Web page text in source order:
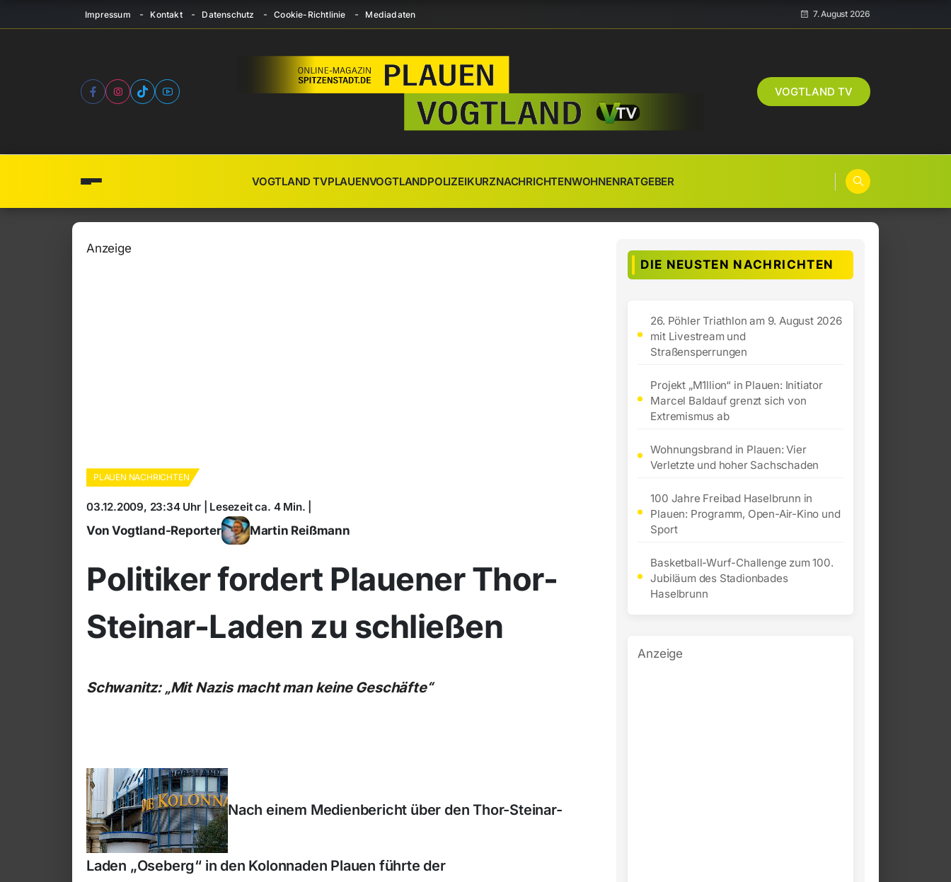
Impressum Kontakt Datenschutz Cookie-Richtlinie Mediadaten 7. August 2026
VOGTLAND TV
VOGTLAND TVPLAUENVOGTLANDPOLIZEIKURZNACHRICHTENWOHNENRATGEBER
Anzeige
PLAUEN NACHRICHTEN
03.12.2009, 23:34 Uhr | Lesezeit ca. 4 Min. |
Von Vogtland-Reporter Martin Reißmann
Politiker fordert Plauener Thor-
Steinar-Laden zu schließen
Schwanitz: „Mit Nazis macht man keine Geschäfte“
Nach einem Medienbericht über den Thor-Steinar-
Laden „Oseberg“ in den Kolonnaden Plauen führte der
DIE NEUSTEN NACHRICHTEN
26. Pöhler Triathlon am 9. August 2026
mit Livestream und
Straßensperrungen
Projekt „M1llion“ in Plauen: Initiator
Marcel Baldauf grenzt sich von
Extremismus ab
Wohnungsbrand in Plauen: Vier
Verletzte und hoher Sachschaden
100 Jahre Freibad Haselbrunn in
Plauen: Programm, Open-Air-Kino und
Sport
Basketball-Wurf-Challenge zum 100.
Jubiläum des Stadionbades
Haselbrunn
Anzeige